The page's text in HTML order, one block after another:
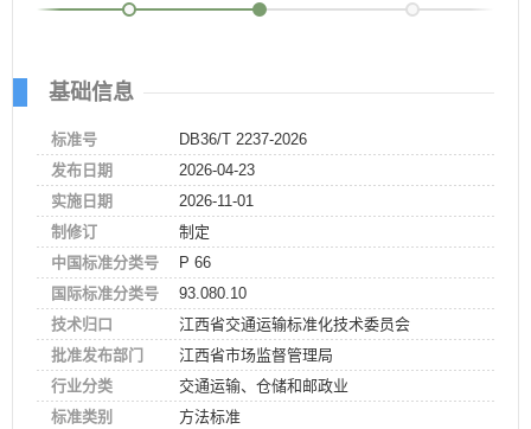
基础信息
标准号
DB36/T 2237-2026
发布日期
2026-04-23
实施日期
2026-11-01
制修订
制定
中国标准分类号
P 66
国际标准分类号
93.080.10
技术归口
江西省交通运输标准化技术委员会
批准发布部门
江西省市场监督管理局
行业分类
交通运输、仓储和邮政业
标准类别
方法标准